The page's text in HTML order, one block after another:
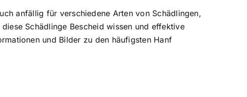
anfällig für verschiedene Arten von Schädlingen,
Schädlinge Bescheid wissen und effektive
und Bilder zu den häufigsten Hanf